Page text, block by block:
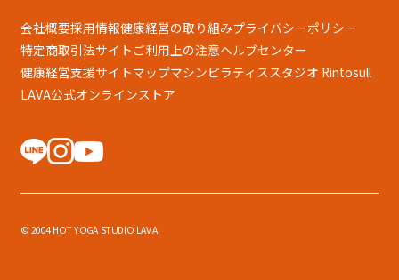
会社概要採用情報健康経営の取り組みプライバシーポリシー
特定商取引法サイトご利用上の注意ヘルプセンター
健康経営支援サイトマップマシンピラティススタジオ Rintosull
LAVA公式オンラインストア
© 2004 HOT YOGA STUDIO LAVA